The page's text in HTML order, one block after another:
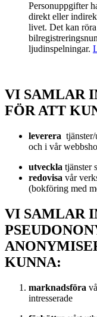
Personuppgifter
direkt eller
livet. Det kan
ljudinspelningar.
VI SAMLAR
FÖR ATT
leverera
och i vår
utveckla tjänster
redovisa vår
(bokföring med
VI SAMLAR
KUNNA:
marknadsföra
intresserade